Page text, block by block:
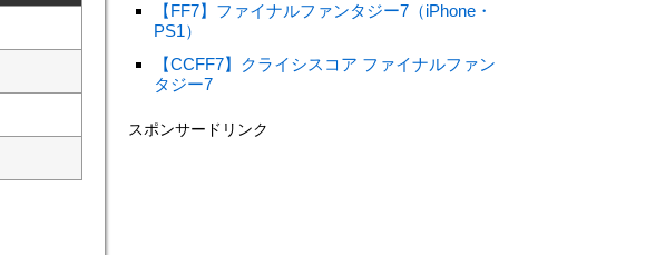
【FF7】ファイナルファンタジー7（iPhone・
PS1）
【CCFF7】クライシスコア ファイナルファン
タジー7
スポンサードリンク